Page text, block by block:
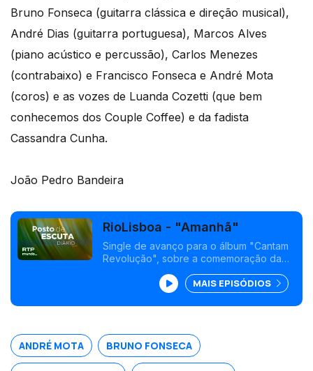
Bruno Fonseca (guitarra clássica e direção musical),
André Dias (guitarra portuguesa), Marcos Alves
(piano acústico e percussão), Carlos Menezes
(contrabaixo) e Francisco Fonseca e André Mota
(coros) e as vozes de Luanda Cozetti (que bem
conhecemos dos Couple Coffee) e da fadista
Cassandra Cunha.
João Pedro Bandeira
RioLisboa - "Amanhã"
Single de avanço para o álbum "Cantam
Revolução", sobre a comemoração da
25 de Abril. O tema conta com as vozes
de Luanda Cozetti e Cassandra Cunha.
MAIS EPISÓDIOS
ANDRÉ MOTA BRUNO FONSECA